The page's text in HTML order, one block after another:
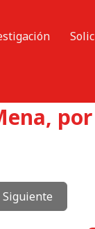
Siguiente